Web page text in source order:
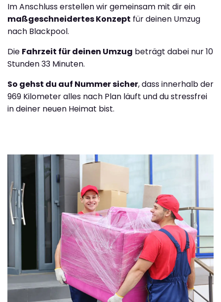
Im Anschluss erstellen wir gemeinsam mit dir ein
maßgeschneidertes Konzept für deinen Umzug
nach Blackpool.
Die Fahrzeit für deinen Umzug beträgt dabei nur 10
Stunden 33 Minuten.
So gehst du auf Nummer sicher, dass innerhalb der
969 Kilometer alles nach Plan läuft und du stressfrei
in deiner neuen Heimat bist.